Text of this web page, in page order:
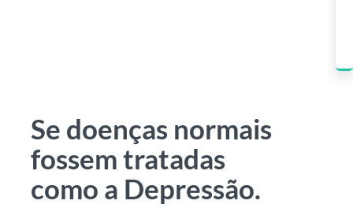
Se doenças normais
fossem tratadas
como a Depressão.